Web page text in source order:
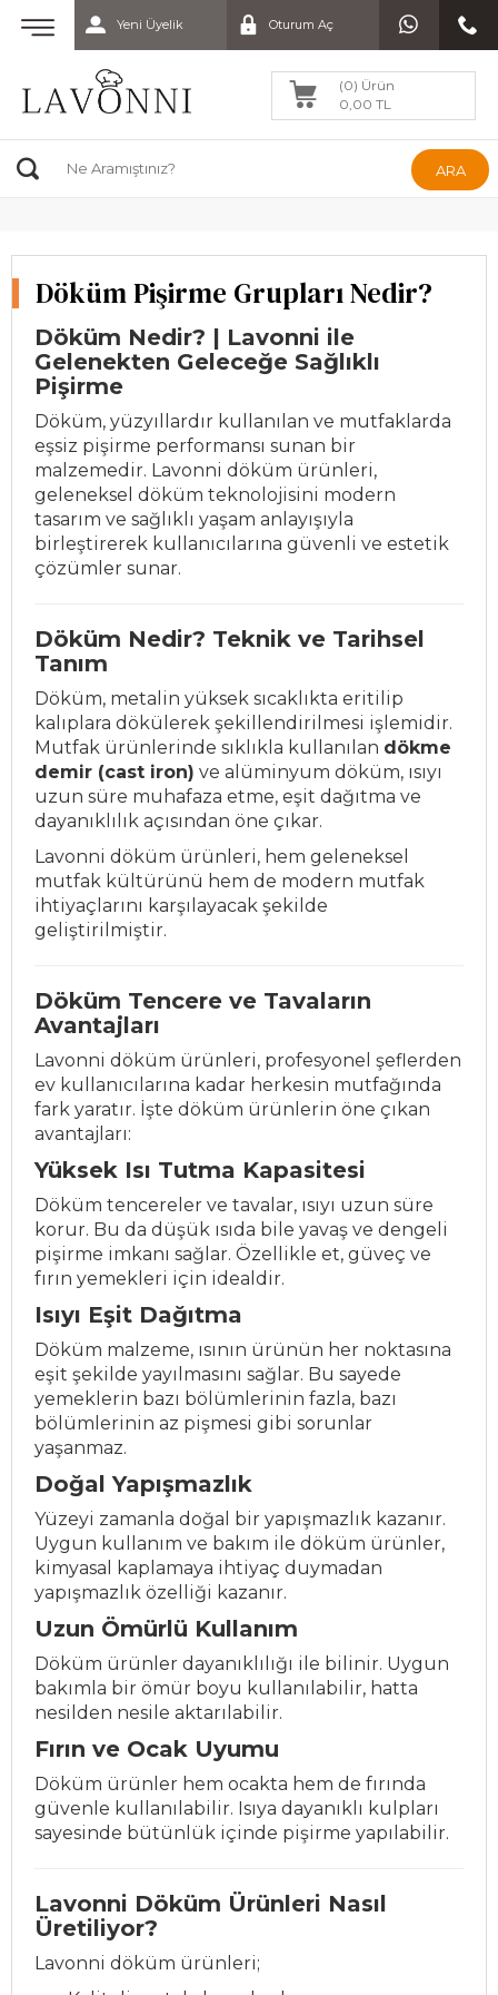
Yeni Üyelik Oturum Aç
(0) Ürün
0,00 TL
ARA
Döküm Pişirme Grupları Nedir?
Döküm Nedir? | Lavonni ile
Gelenekten Geleceğe Sağlıklı
Pişirme
Döküm, yüzyıllardır kullanılan ve mutfaklarda
eşsiz pişirme performansı sunan bir
malzemedir. Lavonni döküm ürünleri,
geleneksel döküm teknolojisini modern
tasarım ve sağlıklı yaşam anlayışıyla
birleştirerek kullanıcılarına güvenli ve estetik
çözümler sunar.
Döküm Nedir? Teknik ve Tarihsel
Tanım
Döküm, metalin yüksek sıcaklıkta eritilip
kalıplara dökülerek şekillendirilmesi işlemidir.
Mutfak ürünlerinde sıklıkla kullanılan dökme
demir (cast iron) ve alüminyum döküm, ısıyı
uzun süre muhafaza etme, eşit dağıtma ve
dayanıklılık açısından öne çıkar.
Lavonni döküm ürünleri, hem geleneksel
mutfak kültürünü hem de modern mutfak
ihtiyaçlarını karşılayacak şekilde
geliştirilmiştir.
Döküm Tencere ve Tavaların
Avantajları
Lavonni döküm ürünleri, profesyonel şeflerden
ev kullanıcılarına kadar herkesin mutfağında
fark yaratır. İşte döküm ürünlerin öne çıkan
avantajları:
Yüksek Isı Tutma Kapasitesi
Döküm tencereler ve tavalar, ısıyı uzun süre
korur. Bu da düşük ısıda bile yavaş ve dengeli
pişirme imkanı sağlar. Özellikle et, güveç ve
fırın yemekleri için idealdir.
Isıyı Eşit Dağıtma
Döküm malzeme, ısının ürünün her noktasına
eşit şekilde yayılmasını sağlar. Bu sayede
yemeklerin bazı bölümlerinin fazla, bazı
bölümlerinin az pişmesi gibi sorunlar
yaşanmaz.
Doğal Yapışmazlık
Yüzeyi zamanla doğal bir yapışmazlık kazanır.
Uygun kullanım ve bakım ile döküm ürünler,
kimyasal kaplamaya ihtiyaç duymadan
yapışmazlık özelliği kazanır.
Uzun Ömürlü Kullanım
Döküm ürünler dayanıklılığı ile bilinir. Uygun
bakımla bir ömür boyu kullanılabilir, hatta
nesilden nesile aktarılabilir.
Fırın ve Ocak Uyumu
Döküm ürünler hem ocakta hem de fırında
güvenle kullanılabilir. Isıya dayanıklı kulpları
sayesinde bütünlük içinde pişirme yapılabilir.
Lavonni Döküm Ürünleri Nasıl
Üretiliyor?
Lavonni döküm ürünleri;